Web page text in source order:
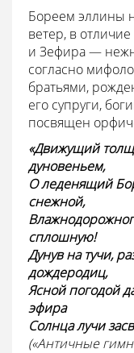
Бореем эллины
ветер, в
и Зефира —
согласно
братьями,
его супруги,
посвящен
«Движущий
дуновеньем,
О леденящий
снежной,
сплошную!
Дунув на тучи,
дождеродиц,
Ясной погодой
эфира
Солнца лучи
(«Античные